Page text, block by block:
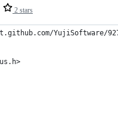
2 stars
YujiSoftware/